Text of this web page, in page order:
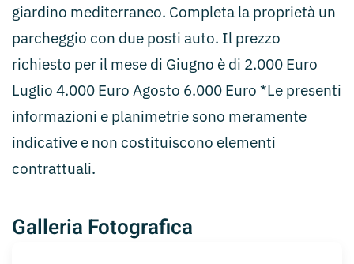
giardino mediterraneo. Completa la proprietà un
parcheggio con due posti auto. Il prezzo
richiesto per il mese di Giugno è di 2.000 Euro
Luglio 4.000 Euro Agosto 6.000 Euro *Le presenti
informazioni e planimetrie sono meramente
indicative e non costituiscono elementi
contrattuali.
Galleria Fotografica